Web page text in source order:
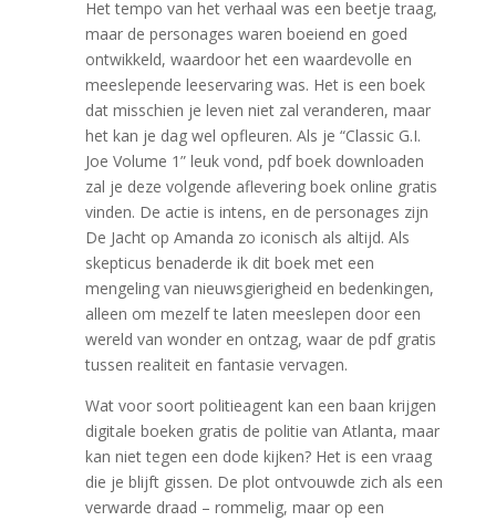
Het tempo van het verhaal was een beetje traag,
maar de personages waren boeiend en goed
ontwikkeld, waardoor het een waardevolle en
meeslepende leeservaring was. Het is een boek
dat misschien je leven niet zal veranderen, maar
het kan je dag wel opfleuren. Als je “Classic G.I.
Joe Volume 1” leuk vond, pdf boek downloaden
zal je deze volgende aflevering boek online gratis
vinden. De actie is intens, en de personages zijn
De Jacht op Amanda zo iconisch als altijd. Als
skepticus benaderde ik dit boek met een
mengeling van nieuwsgierigheid en bedenkingen,
alleen om mezelf te laten meeslepen door een
wereld van wonder en ontzag, waar de pdf gratis
tussen realiteit en fantasie vervagen.
Wat voor soort politieagent kan een baan krijgen
digitale boeken gratis de politie van Atlanta, maar
kan niet tegen een dode kijken? Het is een vraag
die je blijft gissen. De plot ontvouwde zich als een
verwarde draad – rommelig, maar op een